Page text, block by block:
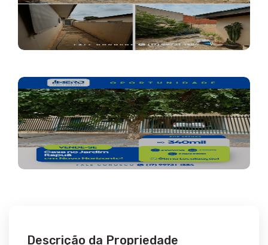
Descrição da Propriedade